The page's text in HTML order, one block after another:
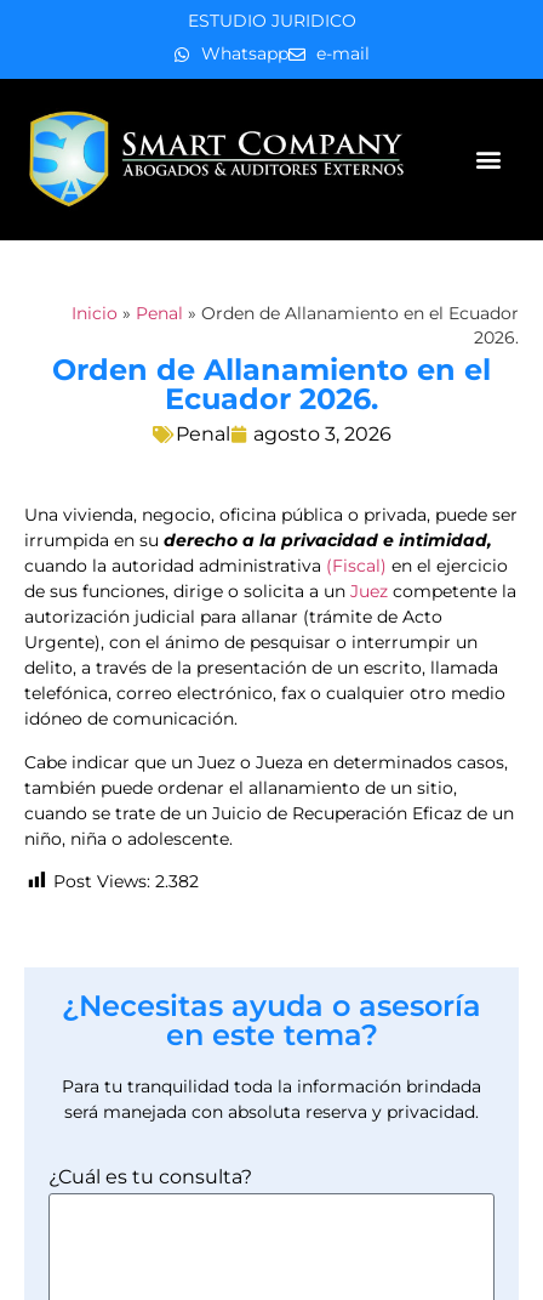
ESTUDIO JURIDICO
Whatsapp
e-mail
Inicio » Penal » Orden de Allanamiento en el Ecuador
2026.
Orden de Allanamiento en el
Ecuador 2026.
Penal agosto 3, 2026
Una vivienda, negocio, oficina pública o privada, puede ser
irrumpida en su derecho a la privacidad e intimidad,
cuando la autoridad administrativa (Fiscal) en el ejercicio
de sus funciones, dirige o solicita a un Juez competente la
autorización judicial para allanar (trámite de Acto
Urgente), con el ánimo de pesquisar o interrumpir un
delito, a través de la presentación de un escrito, llamada
telefónica, correo electrónico, fax o cualquier otro medio
idóneo de comunicación.
Cabe indicar que un Juez o Jueza en determinados casos,
también puede ordenar el allanamiento de un sitio,
cuando se trate de un Juicio de Recuperación Eficaz de un
niño, niña o adolescente.
Post Views: 2.382
¿Necesitas ayuda o asesoría
en este tema?
Para tu tranquilidad toda la información brindada
será manejada con absoluta reserva y privacidad.
¿Cuál es tu consulta?